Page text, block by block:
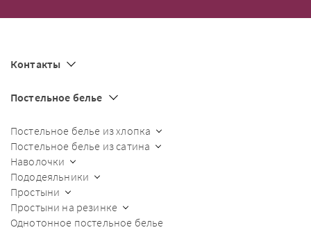
Контакты
Постельное белье
Постельное белье из хлопка
Постельное белье из сатина
Наволочки
Пододеяльники
Простыни
Простыни на резинке
Однотонное постельное белье